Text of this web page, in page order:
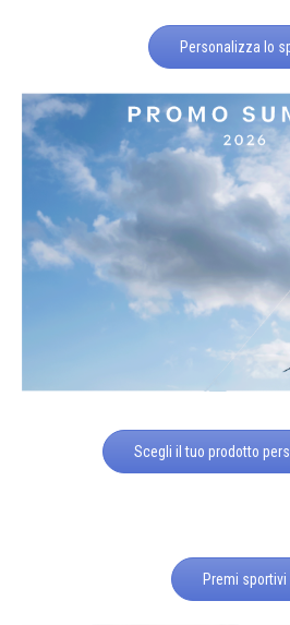
Personalizza lo
Scegli il tuo prodotto
Premi sportivi